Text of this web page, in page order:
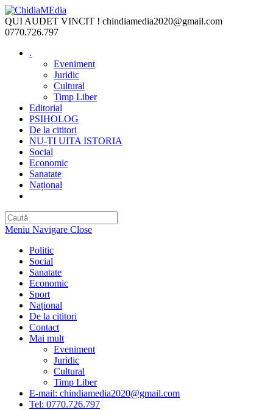
Skip
to
content
QUI AUDET VINCIT ! chindiamedia2020@gmail.com
0770.726.797
.
Eveniment
Juridic
Cultural
Timp Liber
Editorial
PSIHOLOG
De la cititori
NU-ȚI UITA ISTORIA
Social
Economic
Sanatate
Național
Meniu Navigare Close
Politic
Social
Sanatate
Economic
Sport
Național
De la cititori
Contact
Mai mult
Eveniment
Juridic
Cultural
Timp Liber
E-mail: chindiamedia2020@gmail.com
Tel: 0770.726.797